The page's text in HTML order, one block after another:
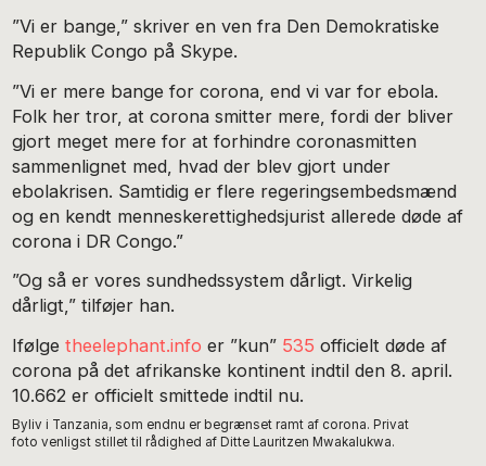
”Vi er bange,” skriver en ven fra Den Demokratiske
Republik Congo på Skype.
”Vi er mere bange for corona, end vi var for ebola.
Folk her tror, at corona smitter mere, fordi der bliver
gjort meget mere for at forhindre coronasmitten
sammenlignet med, hvad der blev gjort under
ebolakrisen. Samtidig er flere regeringsembedsmænd
og en kendt menneskerettighedsjurist allerede døde af
corona i DR Congo.”
”Og så er vores sundhedssystem dårligt. Virkelig
dårligt,” tilføjer han.
Ifølgetheelephant.info er ”kun” 535 officielt døde af
corona på det afrikanske kontinent indtil den 8. april.
10.662 er officielt smittede indtil nu.
Byliv i Tanzania, som endnu er begrænset ramt af corona. Privat
foto venligst stillet til rådighed af Ditte Lauritzen Mwakalukwa.